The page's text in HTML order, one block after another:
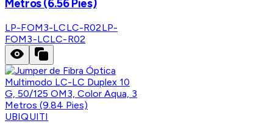
Metros (6.56 Pies)
LP-FOM3-LCLC-R02LP-
FOM3-LCLC-R02
UBIQUITI